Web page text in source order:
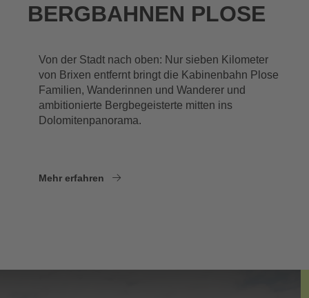
BERGBAHNEN PLOSE
Von der Stadt nach oben: Nur sieben Kilometer
von Brixen entfernt bringt die Kabinenbahn Plose
Familien, Wanderinnen und Wanderer und
ambitionierte Bergbegeisterte mitten ins
Dolomitenpanorama.
Mehr erfahren